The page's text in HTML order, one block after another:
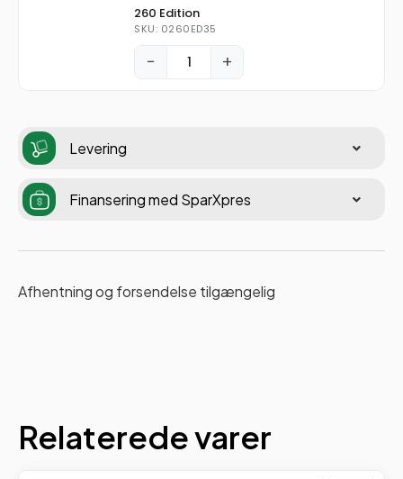
260 Edition
SKU: 0260ED35
− +
Levering
Finansering med SparXpres
Afhentning og forsendelse tilgængelig
Relaterede varer